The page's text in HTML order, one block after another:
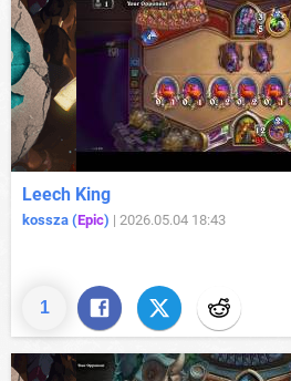
1
Leech King
kossza (Epic) | 2026.05.04 18:43